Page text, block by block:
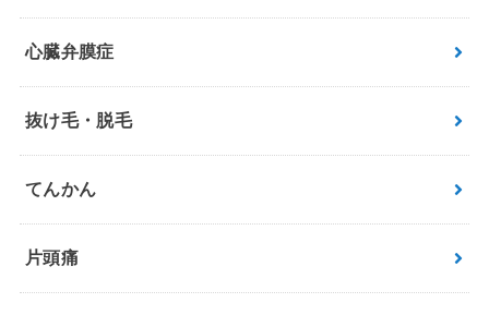
心臓弁膜症
抜け毛・脱毛
てんかん
片頭痛